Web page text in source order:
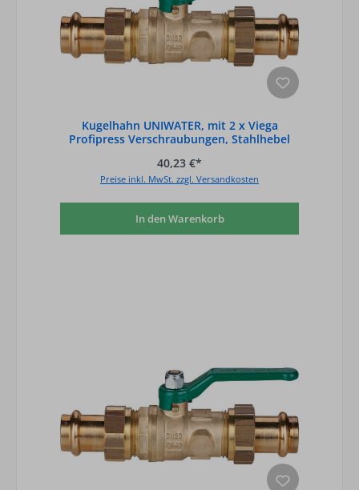
Kugelhahn UNIWATER, mit 2 x Viega
Profipress Verschraubungen, Stahlhebel
40,23 €*
Preise inkl. MwSt. zzgl. Versandkosten
In den Warenkorb